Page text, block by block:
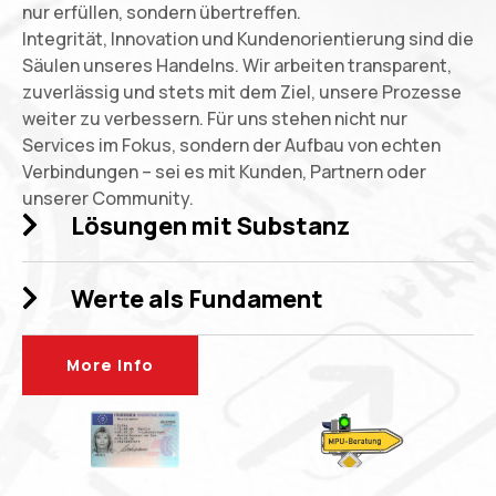
nur erfüllen, sondern übertreffen.
Integrität, Innovation und Kundenorientierung sind die
Säulen unseres Handelns. Wir arbeiten transparent,
zuverlässig und stets mit dem Ziel, unsere Prozesse
weiter zu verbessern. Für uns stehen nicht nur
Services im Fokus, sondern der Aufbau von echten
Verbindungen – sei es mit Kunden, Partnern oder
unserer Community.
Lösungen mit Substanz
Werte als Fundament
More Info